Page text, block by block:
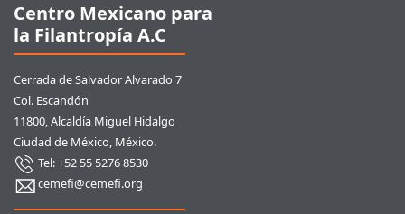
Centro Mexicano para
la Filantropía A.C
Cerrada de Salvador Alvarado 7
Col. Escandón
11800, Alcaldía Miguel Hidalgo
Ciudad de México, México.
Tel: +52 55 5276 8530
cemefi@cemefi.org